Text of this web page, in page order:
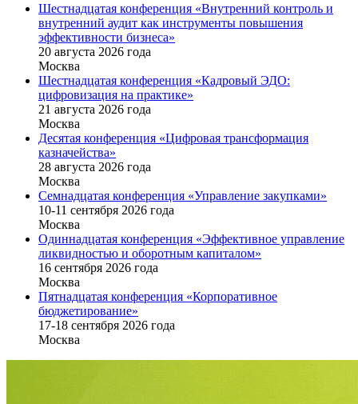
Шестнадцатая конференция «Внутренний контроль и
внутренний аудит как инструменты повышения
эффективности бизнеса»
20 августа 2026 года
Москва
Шестнадцатая конференция «Кадровый ЭДО:
цифровизация на практике»
21 августа 2026 года
Москва
Десятая конференция «Цифровая трансформация
казначейства»
28 августа 2026 года
Москва
Семнадцатая конференция «Управление закупками»
10-11 сентября 2026 года
Москва
Одиннадцатая конференция «Эффективное управление
ликвидностью и оборотным капиталом»
16 cентября 2026 года
Москва
Пятнадцатая конференция «Корпоративное
бюджетирование»
17-18 сентября 2026 года
Москва